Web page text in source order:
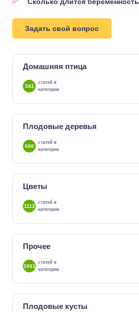
Задать свой вопрос
Домашняя птица
341
статей в
категории
Плодовые деревья
666
статей в
категории
Цветы
1112
статей в
категории
Прочее
1061
статей в
категории
Плодовые кусты